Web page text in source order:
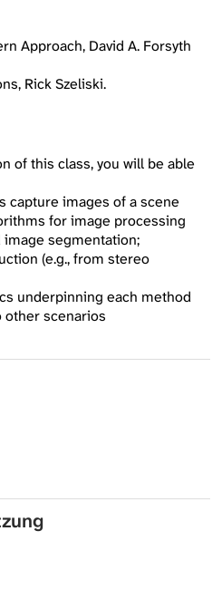
Approach, David A. Forsyth
Rick Szeliski.
of this class, you will be able
capture images of a scene
for image processing
segmentation;
(e.g., from stereo
underpinning each method
other scenarios